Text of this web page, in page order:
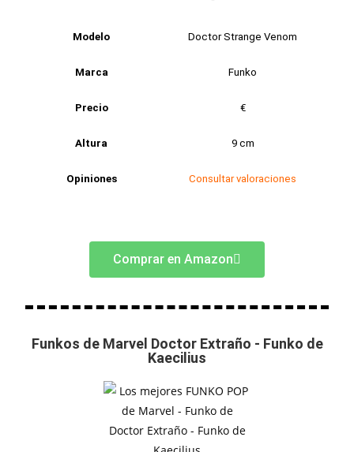
Modelo Doctor Strange Venom
Marca Funko
Precio €
Altura 9 cm
Opiniones Consultar valoraciones
Comprar en Amazon
Funkos de Marvel Doctor Extraño - Funko de
Kaecilius